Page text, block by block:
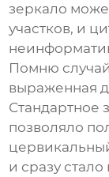
зеркало
участков, и
Помню
выраженная
Стандартное
позволяло
и сразу